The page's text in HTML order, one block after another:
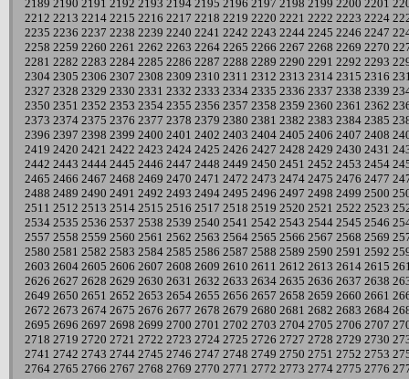
2189 2190 2191 2192 2193 2194 2195 2196 2197 2198 2199 2200 2201
2212 2213 2214 2215 2216 2217 2218 2219 2220 2221 2222 2223 2224
2235 2236 2237 2238 2239 2240 2241 2242 2243 2244 2245 2246 2247
2258 2259 2260 2261 2262 2263 2264 2265 2266 2267 2268 2269 2270
2281 2282 2283 2284 2285 2286 2287 2288 2289 2290 2291 2292 2293
2304 2305 2306 2307 2308 2309 2310 2311 2312 2313 2314 2315 2316
2327 2328 2329 2330 2331 2332 2333 2334 2335 2336 2337 2338 2339
2350 2351 2352 2353 2354 2355 2356 2357 2358 2359 2360 2361 2362
2373 2374 2375 2376 2377 2378 2379 2380 2381 2382 2383 2384 2385
2396 2397 2398 2399 2400 2401 2402 2403 2404 2405 2406 2407 2408
2419 2420 2421 2422 2423 2424 2425 2426 2427 2428 2429 2430 2431
2442 2443 2444 2445 2446 2447 2448 2449 2450 2451 2452 2453 2454
2465 2466 2467 2468 2469 2470 2471 2472 2473 2474 2475 2476 2477
2488 2489 2490 2491 2492 2493 2494 2495 2496 2497 2498 2499 2500
2511 2512 2513 2514 2515 2516 2517 2518 2519 2520 2521 2522 2523
2534 2535 2536 2537 2538 2539 2540 2541 2542 2543 2544 2545 2546
2557 2558 2559 2560 2561 2562 2563 2564 2565 2566 2567 2568 2569
2580 2581 2582 2583 2584 2585 2586 2587 2588 2589 2590 2591 2592
2603 2604 2605 2606 2607 2608 2609 2610 2611 2612 2613 2614 2615
2626 2627 2628 2629 2630 2631 2632 2633 2634 2635 2636 2637 2638
2649 2650 2651 2652 2653 2654 2655 2656 2657 2658 2659 2660 2661
2672 2673 2674 2675 2676 2677 2678 2679 2680 2681 2682 2683 2684
2695 2696 2697 2698 2699 2700 2701 2702 2703 2704 2705 2706 2707
2718 2719 2720 2721 2722 2723 2724 2725 2726 2727 2728 2729 2730
2741 2742 2743 2744 2745 2746 2747 2748 2749 2750 2751 2752 2753
2764 2765 2766 2767 2768 2769 2770 2771 2772 2773 2774 2775 2776